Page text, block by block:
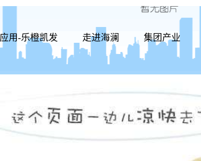
用-乐橙凯发 走进海澜 集团产业